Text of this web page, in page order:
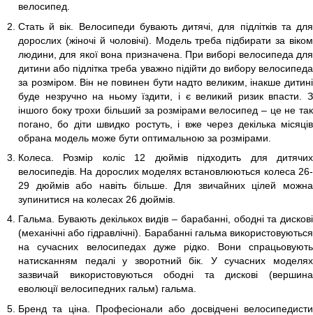
велосипед.
Стать й вік. Велосипеди бувають дитячі, для підлітків та для
дорослих (жіночі й чоловічі). Модель треба підбирати за віком
людини, для якої вона призначена. При виборі велосипеда для
дитини або підлітка треба уважно підійти до вибору велосипеда
за розміром. Він не повинен бути надто великим, інакше дитині
буде незручно на ньому їздити, і є великий ризик впасти. З
іншого боку трохи більший за розмірами велосипед – це не так
погано, бо діти швидко ростуть, і вже через декілька місяців
обрана модель може бути оптимальною за розмірами.
Колеса. Розмір коліс 12 дюймів підходить для дитячих
велосипедів. На дорослих моделях встановлюються колеса 26-
29 дюймів або навіть більше. Для звичайних цілей можна
зупинитися на колесах 26 дюймів.
Гальма. Бувають декількох видів – барабанні, ободні та дискові
(механічні або гідравлічні). Барабанні гальма використовуються
на сучасних велосипедах дуже рідко. Вони спрацьовують
натисканням педалі у зворотний бік. У сучасних моделях
зазвичай використовуються ободні та дискові (вершина
еволюції велосипедних гальм) гальма.
Бренд та ціна. Професіонали або досвідчені велосипедисти